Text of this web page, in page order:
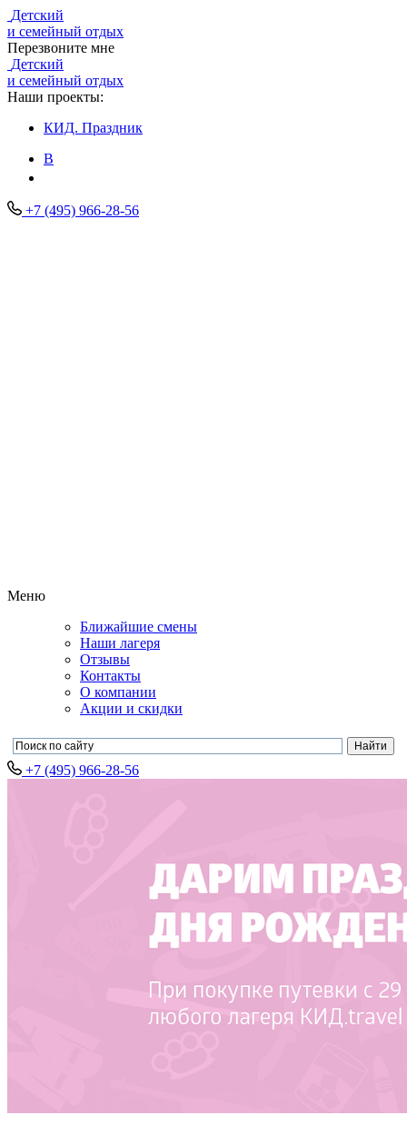
Детский
и семейный отдых
Перезвоните мне
Детский
и семейный отдых
Наши проекты:
КИД. Праздник
В
+7 (495) 966-28-56
Меню
Ближайшие смены
Наши лагеря
Отзывы
Контакты
О компании
Акции и скидки
+7 (495) 966-28-56